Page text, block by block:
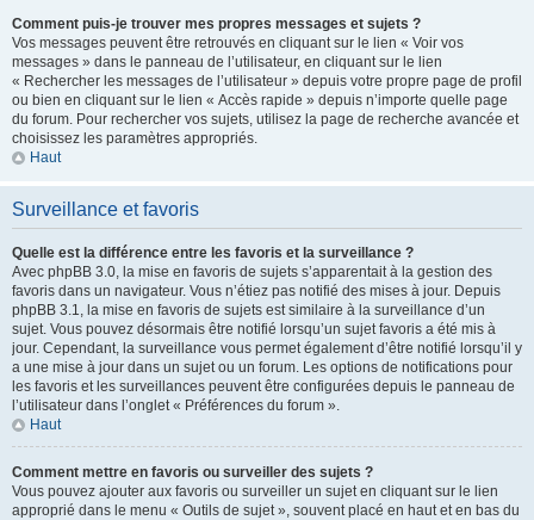
Comment puis-je trouver mes propres messages et sujets ?
Vos messages peuvent être retrouvés en cliquant sur le lien « Voir vos
messages » dans le panneau de l’utilisateur, en cliquant sur le lien
« Rechercher les messages de l’utilisateur » depuis votre propre page de profil
ou bien en cliquant sur le lien « Accès rapide » depuis n’importe quelle page
du forum. Pour rechercher vos sujets, utilisez la page de recherche avancée et
choisissez les paramètres appropriés.
Haut
Surveillance et favoris
Quelle est la différence entre les favoris et la surveillance ?
Avec phpBB 3.0, la mise en favoris de sujets s’apparentait à la gestion des
favoris dans un navigateur. Vous n’étiez pas notifié des mises à jour. Depuis
phpBB 3.1, la mise en favoris de sujets est similaire à la surveillance d’un
sujet. Vous pouvez désormais être notifié lorsqu’un sujet favoris a été mis à
jour. Cependant, la surveillance vous permet également d’être notifié lorsqu’il y
a une mise à jour dans un sujet ou un forum. Les options de notifications pour
les favoris et les surveillances peuvent être configurées depuis le panneau de
l’utilisateur dans l’onglet « Préférences du forum ».
Haut
Comment mettre en favoris ou surveiller des sujets ?
Vous pouvez ajouter aux favoris ou surveiller un sujet en cliquant sur le lien
approprié dans le menu « Outils de sujet », souvent placé en haut et en bas du